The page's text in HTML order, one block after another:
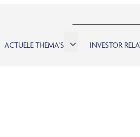
ACTUELE THEMA'S INVESTOR